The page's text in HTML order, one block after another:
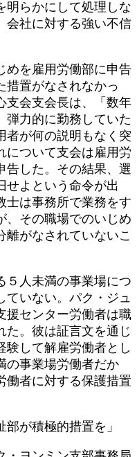
明らかにして処理しな
会社に対する強い不信
を雇用労働部に申告
措置がなされなかっ
支会支会長は、「数年
弾力的に勤務していた
者が何の説明もなく突
について支会は雇用労
告した。その結果、選
せよという命令が出
士は事務所で業務をす
、その職場でのいじめ
離がなされていないこ
人未満の事業場につ
ていない。パク・ジュ
援センター労働者は職
た。彼は証言文を通じ
験して解雇労働者とし
の事業場労働者だか
働者に対する保護措置
部が積極的措置を」